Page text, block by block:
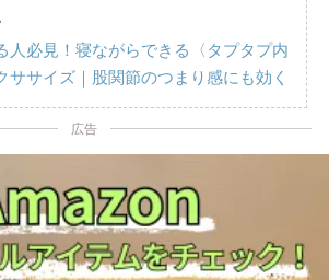
人必見！寝ながらできる〈タプタプ内
ササイズ｜股関節のつまり感にも効く
広告